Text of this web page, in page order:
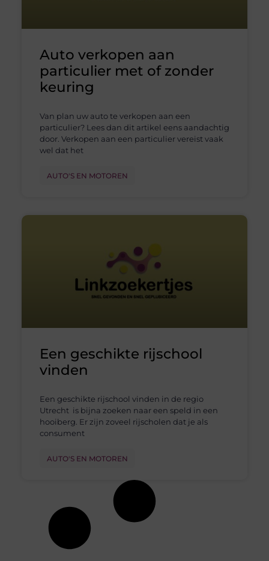
Auto verkopen aan
particulier met of zonder
keuring
Van plan uw auto te verkopen aan een
particulier? Lees dan dit artikel eens aandachtig
door. Verkopen aan een particulier vereist vaak
wel dat het
AUTO'S EN MOTOREN
Een geschikte rijschool
vinden
Een geschikte rijschool vinden in de regio
Utrecht is bijna zoeken naar een speld in een
hooiberg. Er zijn zoveel rijscholen dat je als
consument
AUTO'S EN MOTOREN